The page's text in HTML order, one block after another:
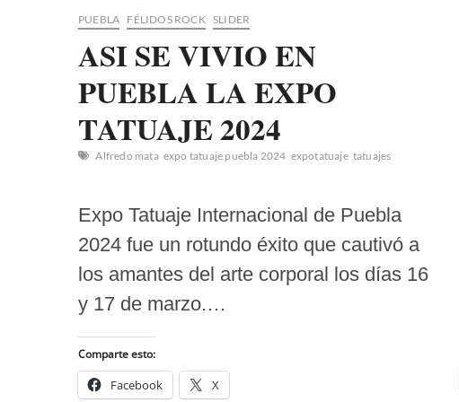
PUEBLA FÉLIDOS ROCK SLIDER
ASI SE VIVIO EN
PUEBLA LA EXPO
TATUAJE 2024
Alfredo mata expo tatuaje puebla 2024 expotatuaje tatuajes
Expo Tatuaje Internacional de Puebla
2024 fue un rotundo éxito que cautivó a
los amantes del arte corporal los días 16
y 17 de marzo.…
Comparte esto:
Facebook X